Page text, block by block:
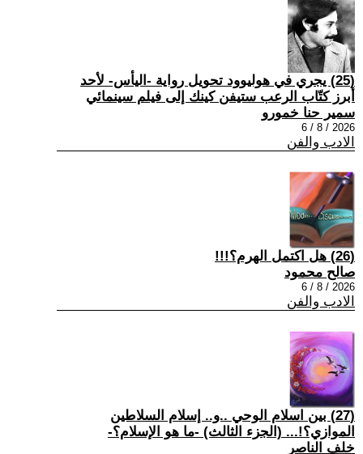
(25) يجري في هوليوود تحويل رواية -اليأس- لأحد
أبرز كتّاب الرعب ستيفن كينك إلى فيلم سينمائي
سمير حنا خمورو
2026 / 8 / 6
الادب والفن
(26) هل اكتمل الهرم؟!!!
صالح محمود
2026 / 8 / 6
الادب والفن
(27) بين اسلام الوحي ..و.. إسلام السلاطين
الموازي؟!... (الجزء الثالث) -ما هو الإسلام؟-
خلف الناصر